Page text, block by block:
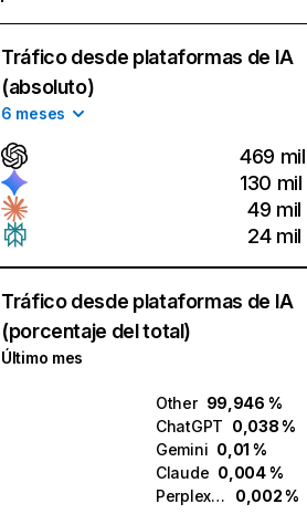
Tráfico desde plataformas de IA
(absoluto)
6 meses
469 mil
130 mil
49 mil
24 mil
Tráfico desde plataformas de IA
(porcentaje del total)
Último mes
Other 99,946 %
ChatGPT 0,038 %
Gemini 0,01 %
Claude 0,004 %
Perplexity
0,002 %